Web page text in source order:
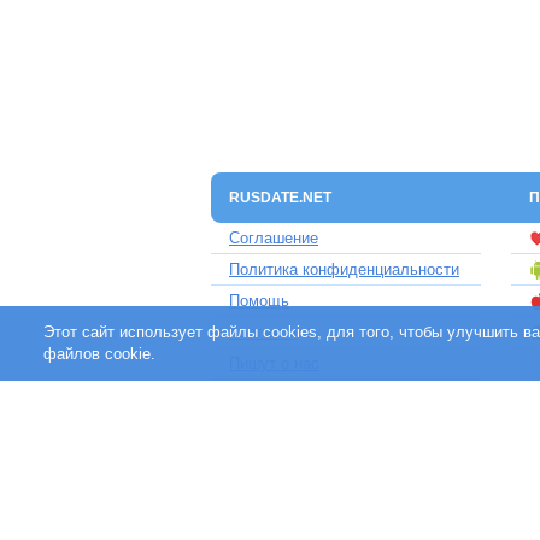
RUSDATE.NET
Соглашение
Политика конфиденциальности
Помощь
Контакты
Этот сайт использует файлы cookies, для того, чтобы улучшить
файлов cookie.